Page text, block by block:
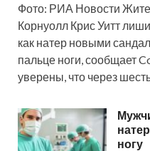
Фото: РИА Новости
Корнуолл Крис Уитт
как натер новыми
пальце ноги, сообщает
уверены, что через
ногу